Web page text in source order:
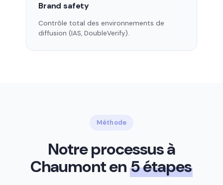
Brand safety
Contrôle total des environnements de
diffusion (IAS, DoubleVerify).
Méthode
Notre processus à
Chaumont en 5 étapes